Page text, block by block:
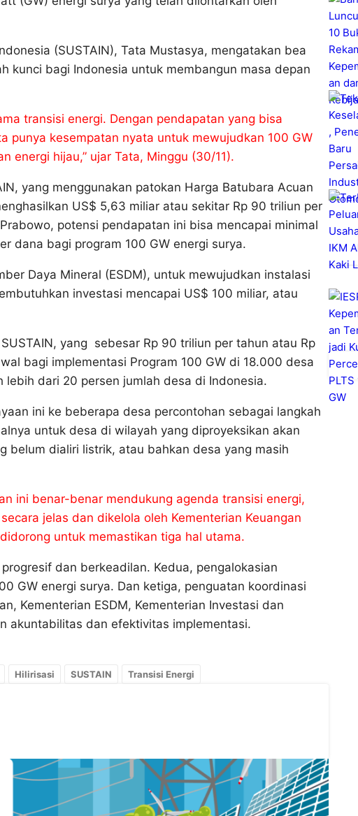
(SUSTAIN), Tata Mustasya, mengatakan bea
kunci bagi Indonesia untuk membangun masa depan
transisi energi. Dengan pendapatan yang bisa
punya kesempatan nyata untuk mewujudkan 100 GW
energi hijau,” ujar Tata, Minggu (30/11).
yang menggunakan patokan Harga Batubara Acuan
US$ 5,63 miliar atau sekitar Rp 90 triliun per
potensi pendapatan ini bisa mencapai minimal
dana bagi program 100 GW energi surya.
Daya Mineral (ESDM), untuk mewujudkan instalasi
investasi mencapai US$ 100 miliar, atau
yang sebesar Rp 90 triliun per tahun atau Rp
bagi implementasi Program 100 GW di 18.000 desa
dari 20 persen jumlah desa di Indonesia.
ini ke beberapa desa percontohan sebagai langkah
untuk desa di wilayah yang diproyeksikan akan
belum dialiri listrik, atau bahkan desa yang masih
ini benar-benar mendukung agenda transisi energi,
jelas dan dikelola oleh Kementerian Keuangan
untuk memastikan tiga hal utama.
dan berkeadilan. Kedua, pengalokasian
GW energi surya. Dan ketiga, penguatan koordinasi
Kementerian ESDM, Kementerian Investasi dan
akuntabilitas dan efektivitas implementasi.
Hilirisasi SUSTAIN Transisi Energi